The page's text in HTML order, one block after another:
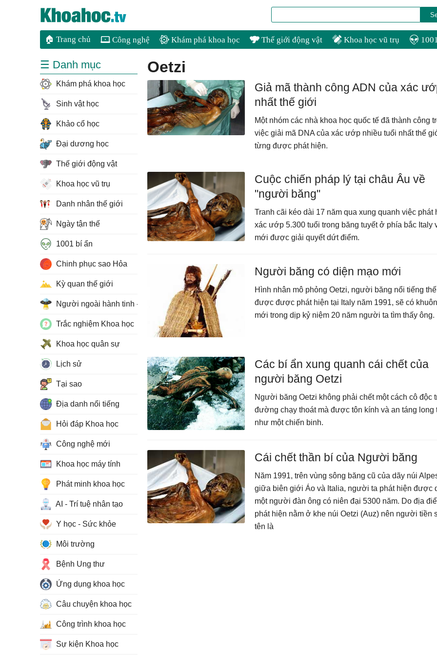
🏠 Trang chủ Công nghệ Khám phá khoa học Thế giới động vật Khoa học vũ trụ
Oetzi
Giả mã thành công ADN của xác
nhất thế giới
Một nhóm các nhà khoa học quốc tế đã thành công
việc giải mã DNA của xác ướp nhiều tuổi nhất thế
từng được phát hiện.
Cuộc chiến pháp lý tại châu Âu về
"người băng"
Tranh cãi kéo dài 17 năm qua xung quanh việc phát
xác ướp 5.300 tuổi trong băng tuyết ở phía bắc Italy
mới được giải quyết dứt điểm.
Người băng có diện mạo mới
Hình nhân mô phỏng Oetzi, người băng nổi tiếng
được được phát hiện tại Italy năm 1991, sẽ có
mới trong dịp kỷ niệm 20 năm người ta tìm thấy ông.
Các bí ẩn xung quanh cái chết của
người băng Oetzi
Người băng Oetzi không phải chết một cách cô độc
đường chạy thoát mà được tôn kính và an táng long
như một chiến binh.
Cái chết thần bí của Người băng
Năm 1991, trên vùng sông băng cũ của dãy núi
giữa biên giới Áo và Italia, người ta phát hiện được
một người đàn ông có niên đại 5300 năm. Do địa
phát hiện nằm ở khe núi Oetzi (Auz) nên người tiền
tên là
☰ Danh mục
Khám phá khoa học
Sinh vật học
Khảo cổ học
Đại dương học
Thế giới động vật
Khoa học vũ trụ
Danh nhân thế giới
Ngày tận thế
1001 bí ẩn
Chinh phục sao Hỏa
Kỳ quan thế giới
Người ngoài hành tinh - UFO
Trắc nghiệm Khoa học
Khoa học quân sự
Lịch sử
Tại sao
Địa danh nổi tiếng
Hỏi đáp Khoa học
Công nghệ mới
Khoa học máy tính
Phát minh khoa học
AI - Trí tuệ nhân tạo
Y học - Sức khỏe
Môi trường
Bệnh Ung thư
Ứng dụng khoa học
Câu chuyện khoa học
Công trình khoa học
Sự kiện Khoa học